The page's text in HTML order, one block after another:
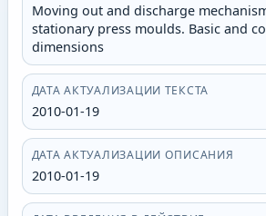
Moving out and discharge
stationary press moulds. Basic and
dimensions
ДАТА АКТУАЛИЗАЦИИ ТЕКСТА
2010-01-19
ДАТА АКТУАЛИЗАЦИИ ОПИСАНИЯ
2010-01-19